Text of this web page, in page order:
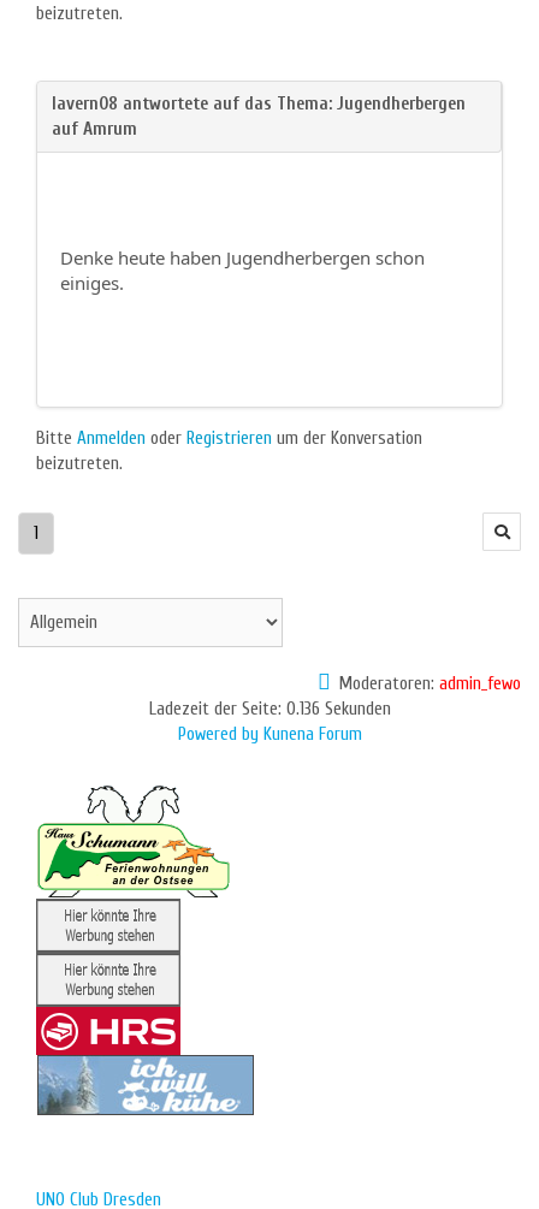
beizutreten.
Denke heute haben Jugendherbergen schon
einiges.
Bitte Anmelden oder Registrieren um der Konversation
beizutreten.
1
Moderatoren: admin_fewo
Ladezeit der Seite: 0.136 Sekunden
Powered by Kunena Forum
UNO Club Dresden